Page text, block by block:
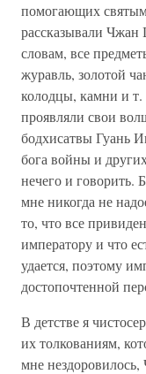
помогающих
рассказывали Чжан
словам, все
журавль, золотой
колодцы, камни и
проявляли свои
бодхисатвы Гуань
бога войны и
нечего и говорить.
мне никогда не
то, что все
императору и что
удается, поэтому
достопочтенной
В детстве я
их толкованиям,
мне